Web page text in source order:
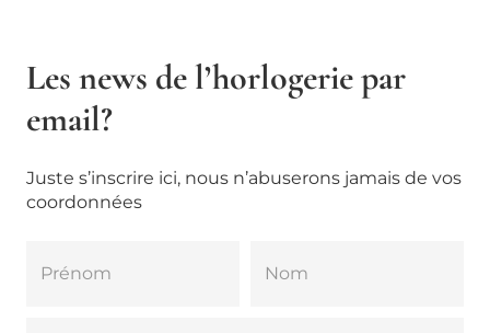
Les news de l’horlogerie par
email?
Juste s’inscrire ici, nous n’abuserons jamais de vos
coordonnées